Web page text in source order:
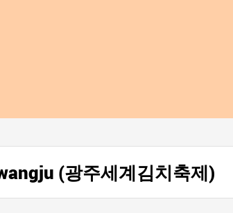
(광주세계김치축제)